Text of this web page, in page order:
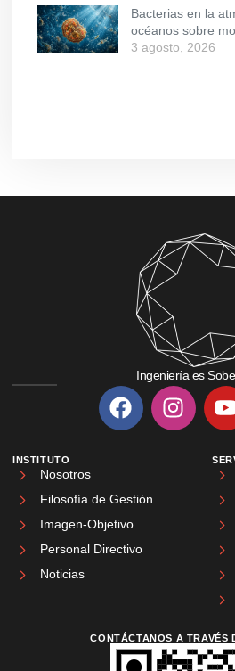
Bacterias en la
océanos sobre
3 agosto, 2026
Ingeniería es
INSTITUTO
Nosotros
Filosofía de Gestión
Imagen-Objetivo
Personal Directivo
Noticias
CONTÁCTANOS A TRAVÉS